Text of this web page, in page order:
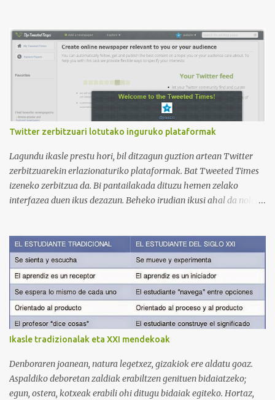
de Anastasia G . con 224.000 subscriptores y 97 vídeos en
septiembre de 2024. Anastasia tiene una lista de reproducción
muy bien estructurada para aprender gramática, lectura,
pronunciación, etc. https://www.youtube.com/@AnaG88/playlists
3. Otro de los canales con más usuarios y contenido es el de
Victoria, que lleva por nombre: Aprende con Victoria . El canal
tiene 120 mil subscriptores (septiembre de 2024) con muchísimos
vídeos (398), y lleva una serie de listas de reproducción interesante
para aprender los diferentes campos en los que podemos dividir un
curso de idiomas: gramática, verbos, vocabulario etc. h...
Twitter zerbitzuari lotutako inguruko plataformak
Lagundu ikasle prestu hori, bil ditzagun guztion artean Twitter
zerbitzuarekin erlazionaturiko plataformak. Bat Tweeted Times
izeneko zerbitzua da. Bi pantailakada dituzu hemen zelako
interfazea duen ikus dezazun. Beheko irudian ikusi ahal da nola
Behean baduzue Apps for iPads deritzon Youtube kanaleko
bideoa, zeinak Tweeted Times aplikazio mobila aztertzen baitu.
Bestalde, gogoratu komentarioen atala erabili ahal duzuela zuen
informazioa argitaratzeko. Bila ditzagun guztion artean Twitter
plataformari lotutako zerbitzuak. Selecciona un texto y clica aquí
para oírlo
Ikasle tradizionalak eta XXI mendekoak
Denboraren joanean, natura legetxez, gizakiok ere aldatu goaz.
Aspaldiko deboretan zaldiak erabiltzen genituen bidaiatzeko;
egun, ostera, kotxeak erabili ohi ditugu bidaiak egiteko. Hortaz,